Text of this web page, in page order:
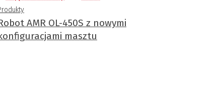
AMR OL-450S z nowymi
masztu